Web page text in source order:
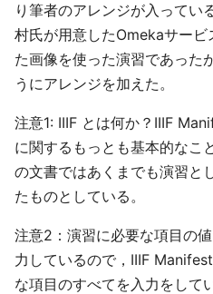
り筆者のアレンジが入ってい
村氏が用意したOmekaサー
た画像を使った演習であった
うにアレンジを加えた。
注意1: IIIF とは何か？IIIF
に関するもっとも基本的なこ
の文書ではあくまでも演習と
たものとしている。
注意2：演習に必要な項目の
力しているので，IIIF
な項目のすべてを入力をして